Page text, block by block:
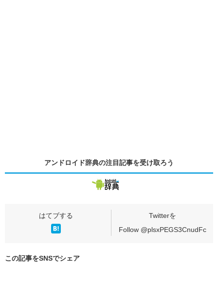
アンドロイド辞典の注目記事を受け取ろう
Follow @plsxPEGS3CnudFc
この記事をSNSでシェア